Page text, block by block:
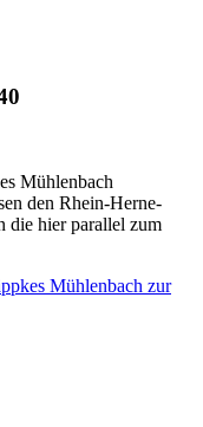
Mühlenbach
den Rhein-Herne-
die hier parallel zum
Mühlenbach zur